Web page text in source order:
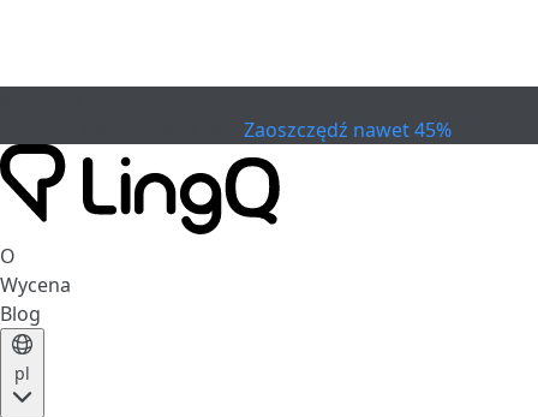
Zaoszczędź nawet 45%
O
Wycena
Blog
pl